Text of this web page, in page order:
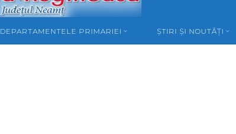
DEPARTAMENTELE PRIMARIEI ȘTIRI ȘI NOUTĂȚI